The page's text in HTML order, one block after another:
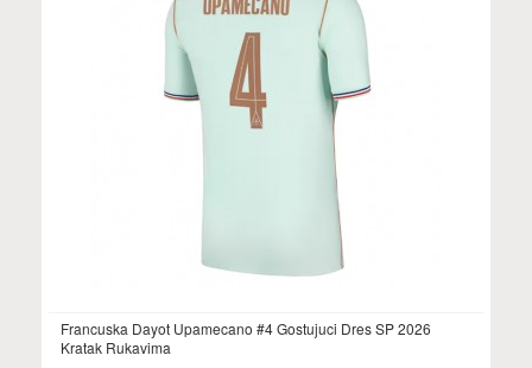
Francuska Dayot Upamecano #4 Gostujuci Dres SP 2026
Kratak Rukavima